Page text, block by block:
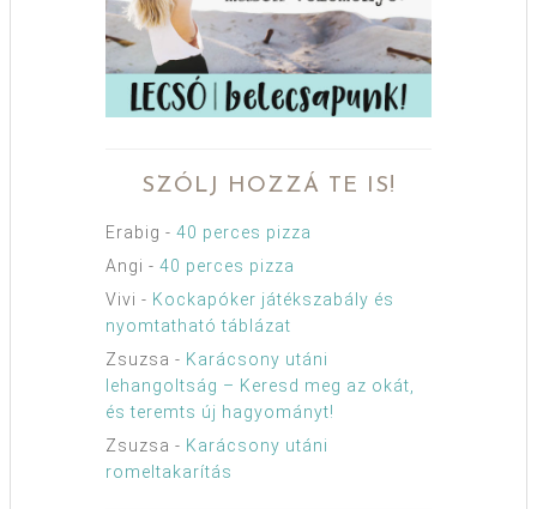
SZÓLJ HOZZÁ TE IS!
Erabig - 40 perces pizza
Angi - 40 perces pizza
Vivi - Kockapóker játékszabály és
nyomtatható táblázat
Zsuzsa - Karácsony utáni
lehangoltság – Keresd meg az okát,
és teremts új hagyományt!
Zsuzsa - Karácsony utáni
romeltakarítás